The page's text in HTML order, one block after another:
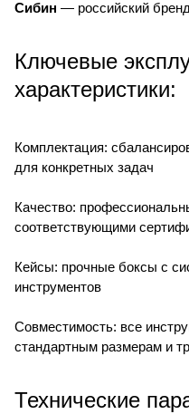
Сибин — российский
Ключевые
характеристики:
Комплектация:
для конкретных задач
Качество:
соответствующими
Кейсы: прочные боксы с
инструментов
Совместимость: все
стандартным размерам и
Технические